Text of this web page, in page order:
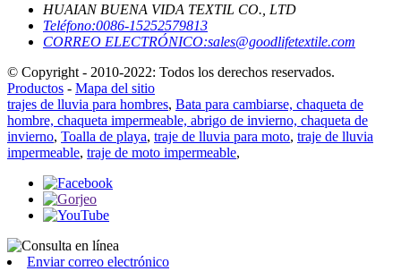
HUAIAN BUENA VIDA TEXTIL CO., LTD
Teléfono:0086-15252579813
CORREO ELECTRÓNICO:sales@goodlifetextile.com
© Copyright - 2010-2022: Todos los derechos reservados.
Productos - Mapa del sitio
trajes de lluvia para hombres, Bata para cambiarse, chaqueta de
hombre, chaqueta impermeable, abrigo de invierno, chaqueta de
invierno, Toalla de playa, traje de lluvia para moto, traje de lluvia
impermeable, traje de moto impermeable,
Enviar correo electrónico